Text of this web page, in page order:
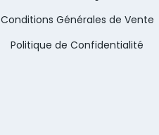
Conditions Générales de Vente
Politique de Confidentialité